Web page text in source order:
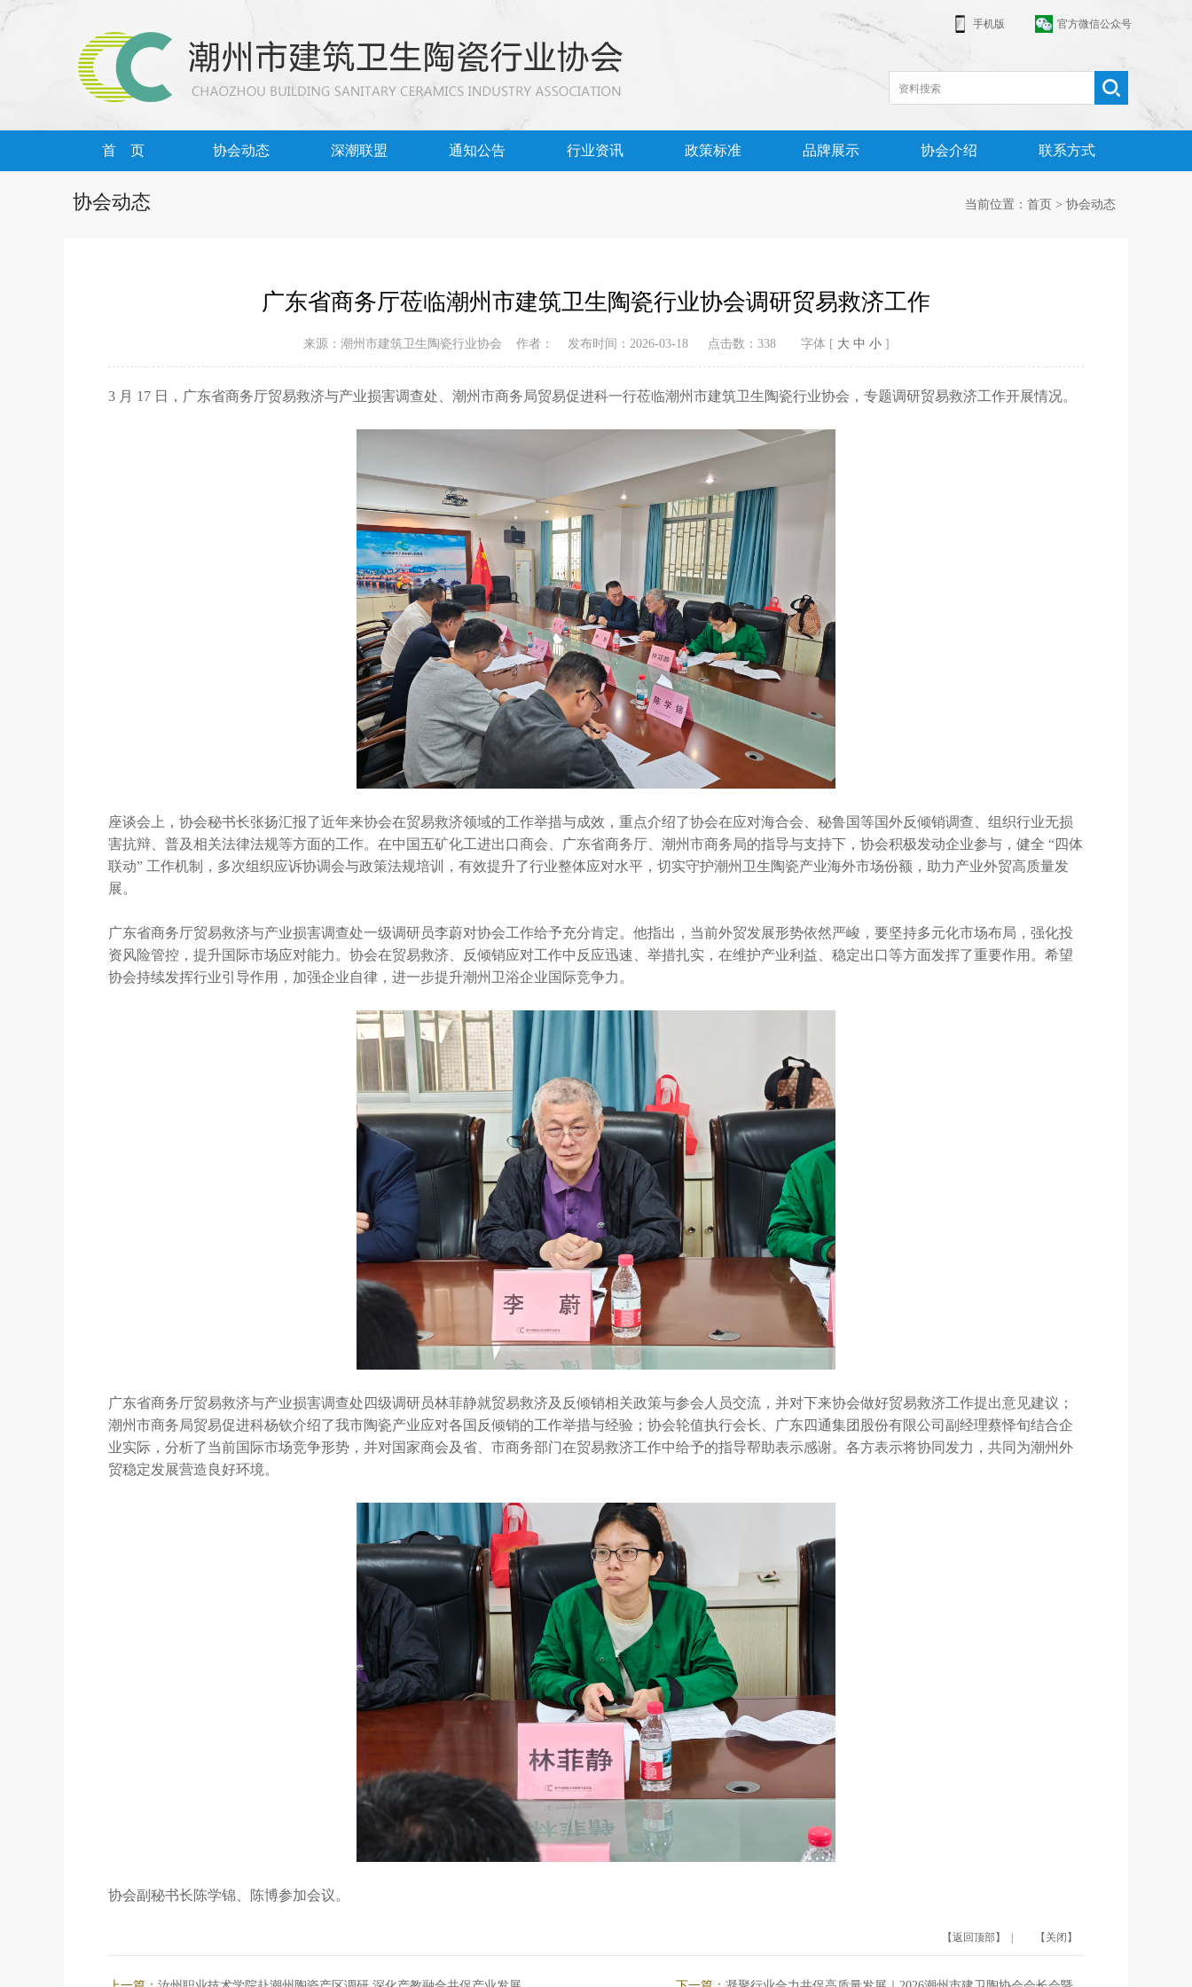
手机版 官方微信公众号
首 页 协会动态 深潮联盟 通知公告 行业资讯 政策标准 品牌展示 协会介绍 联系方式
协会动态 当前位置：首页 > 协会动态
广东省商务厅莅临潮州市建筑卫生陶瓷行业协会调研贸易救济工作
来源：潮州市建筑卫生陶瓷行业协会 作者： 发布时间：2026-03-18 点击数：338 字体 [ 大 中 小]
3 月 17 日，广东省商务厅贸易救济与产业损害调查处、潮州市商务局贸易促进科一行莅临潮州市建筑卫生陶瓷行业协会，专题调研贸易救济工作开展情况。
座谈会上，协会秘书长张扬汇报了近年来协会在贸易救济领域的工作举措与成效，重点介绍了协会在应对海合会、秘鲁国等国外反倾销调查、组织行业无损
害抗辩、普及相关法律法规等方面的工作。在中国五矿化工进出口商会、广东省商务厅、潮州市商务局的指导与支持下，协会积极发动企业参与，健全 “四体
联动” 工作机制，多次组织应诉协调会与政策法规培训，有效提升了行业整体应对水平，切实守护潮州卫生陶瓷产业海外市场份额，助力产业外贸高质量发
展。
广东省商务厅贸易救济与产业损害调查处一级调研员李蔚对协会工作给予充分肯定。他指出，当前外贸发展形势依然严峻，要坚持多元化市场布局，强化投
资风险管控，提升国际市场应对能力。协会在贸易救济、反倾销应对工作中反应迅速、举措扎实，在维护产业利益、稳定出口等方面发挥了重要作用。希望
协会持续发挥行业引导作用，加强企业自律，进一步提升潮州卫浴企业国际竞争力。
广东省商务厅贸易救济与产业损害调查处四级调研员林菲静就贸易救济及反倾销相关政策与参会人员交流，并对下来协会做好贸易救济工作提出意见建议；
潮州市商务局贸易促进科杨钦介绍了我市陶瓷产业应对各国反倾销的工作举措与经验；协会轮值执行会长、广东四通集团股份有限公司副经理蔡怿旬结合企
业实际，分析了当前国际市场竞争形势，并对国家商会及省、市商务部门在贸易救济工作中给予的指导帮助表示感谢。各方表示将协同发力，共同为潮州外
贸稳定发展营造良好环境。
协会副秘书长陈学锦、陈博参加会议。
【关闭】
【返回顶部】